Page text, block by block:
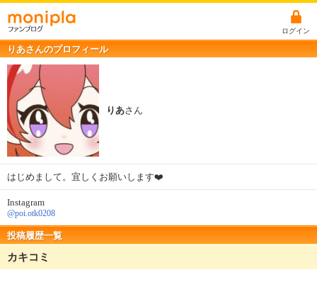
ログイン
りあさんのプロフィール
りあさん
はじめまして。宜しくお願いします❤️
Instagram
@poi.otk0208
投稿履歴一覧
カキコミ